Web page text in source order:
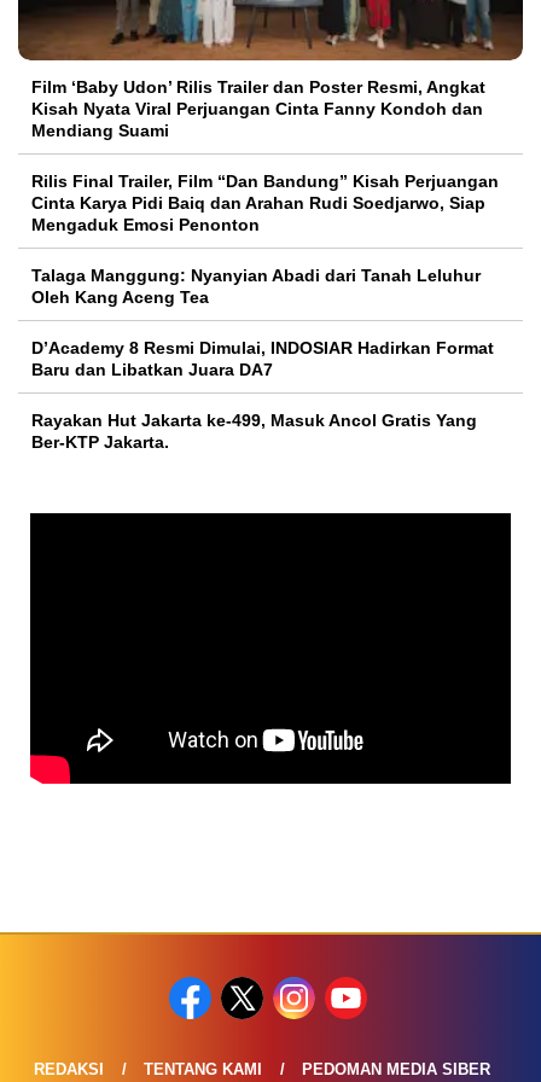
Film ‘Baby Udon’ Rilis Trailer dan Poster Resmi, Angkat
Kisah Nyata Viral Perjuangan Cinta Fanny Kondoh dan
Mendiang Suami
Rilis Final Trailer, Film “Dan Bandung” Kisah Perjuangan
Cinta Karya Pidi Baiq dan Arahan Rudi Soedjarwo, Siap
Mengaduk Emosi Penonton
Talaga Manggung: Nyanyian Abadi dari Tanah Leluhur
Oleh Kang Aceng Tea
D’Academy 8 Resmi Dimulai, INDOSIAR Hadirkan Format
Baru dan Libatkan Juara DA7
Rayakan Hut Jakarta ke-499, Masuk Ancol Gratis Yang
Ber-KTP Jakarta.
REDAKSI TENTANG KAMI PEDOMAN MEDIA SIBER